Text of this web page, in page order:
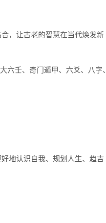
，让古老的智慧在当代焕发新
壬、奇门遁甲、六爻、八字、
地认识自我、规划人生、趋吉